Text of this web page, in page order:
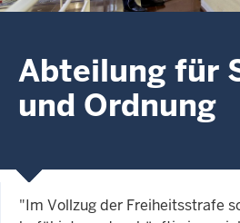
Abteilung für
und Ordnung
"Im Vollzug der Freiheitsstrafe